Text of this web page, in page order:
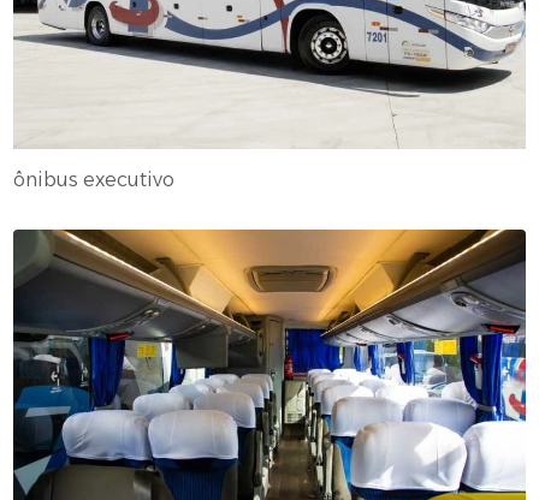
ônibus executivo